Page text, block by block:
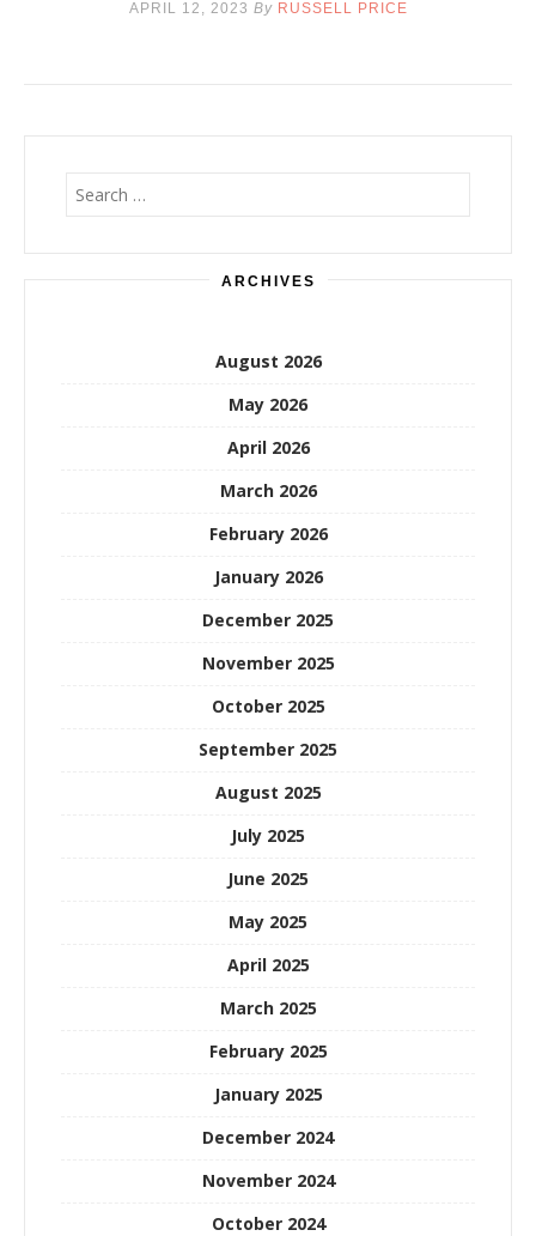
APRIL 12, 2023 By RUSSELL PRICE
Search
for:
ARCHIVES
August 2026
May 2026
April 2026
March 2026
February 2026
January 2026
December 2025
November 2025
October 2025
September 2025
August 2025
July 2025
June 2025
May 2025
April 2025
March 2025
February 2025
January 2025
December 2024
November 2024
October 2024